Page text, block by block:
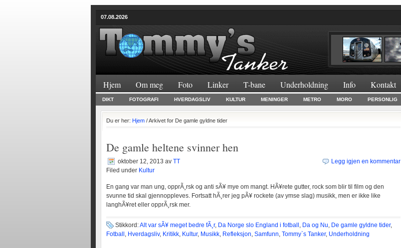
07.08.2026
Hjem Om meg Foto Linker T-bane Underholdning Info Kontakt
DIKT FOTOGRAFI HVERDAGSLIV KULTUR MENINGER METRO MORO PERSONLIG
Du er her: Hjem / Arkivet for De gamle gyldne tider
De gamle heltene svinner hen
oktober 12, 2013 av TT
Filed under Kultur
Legg igjen en kommentar
En gang var man ung, opprÃ¸rsk og anti sÃ¥ mye om mangt. HÃ¥rete gutter, rock som blir til film og den
svunne tid skal gjennoppleves. Fortsatt hÃ¸rer jeg pÃ¥ rockete (av ymse slag) musikk, men er ikke like
langhÃ¥ret eller opprÃ¸rsk mer.
Stikkord:Alt var sÃ¥ meget bedre fÃ¸r, Da Norge slo England i fotball , Da og Nu, De gamle gyldne tider,
Fotball , Hverdagsliv, Kritikk, Kultur, Musikk, Refleksjon, Samfunn, Tommy`s Tanker, Underholdning